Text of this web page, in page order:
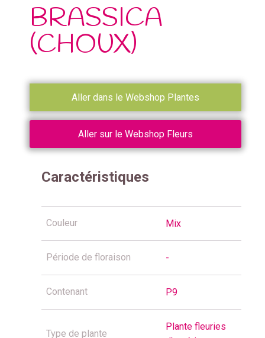
BRASSICA
(CHOUX)
Aller dans le Webshop Plantes
Aller sur le Webshop Fleurs
Caractéristiques
Couleur Mix
Période de floraison -
Contenant P9
Type de plante
Plante fleuries